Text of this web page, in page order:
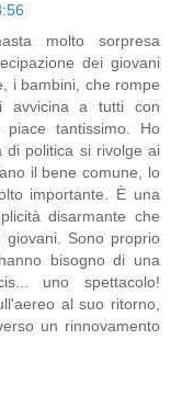
molto sorpresa
dei giovani
i bambini, che rompe
avvicina a tutti con
tantissimo. Ho
di politica si rivolge ai
il bene comune, lo
importante. È una
disarmante che
Sono proprio
bisogno di una
uno spettacolo!
al suo ritorno,
un rinnovamento